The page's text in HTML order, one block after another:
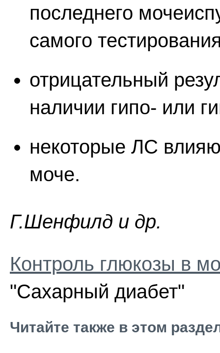
последнего
самого
отрицательный
наличии гипо- или
некоторые ЛС
моче.
Г.Шeнфилд и др.
Контроль глюкозы в
"Сахарный диабет"
Читайте также в этом